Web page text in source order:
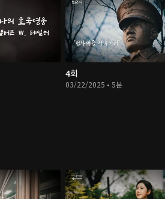
4회
03/22/2025 • 5분